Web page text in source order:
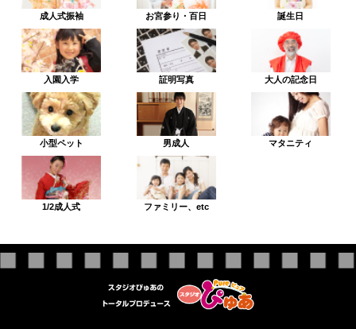
成人式振袖 お宮参り・百日 誕生日
入園入学 証明写真 大人の記念日
小型ペット 男成人 マタニティ
1/2成人式 ファミリー、etc